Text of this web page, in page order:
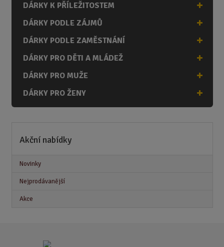
DÁRKY K PŘÍLEŽITOSTEM
DÁRKY PODLE ZÁJMŮ
DÁRKY PODLE ZAMĚSTNÁNÍ
DÁRKY PRO DĚTI A MLÁDEŽ
DÁRKY PRO MUŽE
DÁRKY PRO ŽENY
Akční nabídky
Novinky
Nejprodávanější
Akce